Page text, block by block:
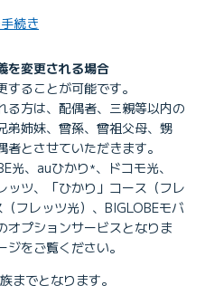
続き
を変更される場合
ることが可能です。
る方は、配偶者、三親等以内の
弟姉妹、曾孫、曾祖父母、甥
とさせていただきます。
光、auひかり*、ドコモ光、
ツ、「ひかり」コース（フレ
フレッツ光）、BIGLOBEモバ
オプションサービスとなりま
をご覧ください。
までとなります。